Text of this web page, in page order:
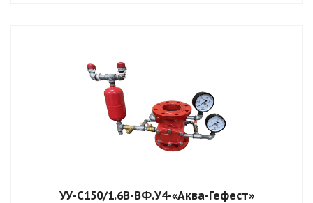
УУ-С150/1.6В-ВФ.У4-«Аква-Гефест»